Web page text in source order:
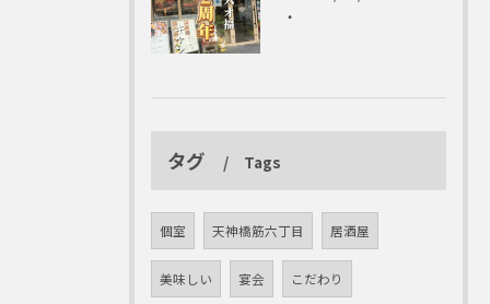
・
タグ Tags
個室 天神橋筋六丁目 居酒屋
美味しい 宴会 こだわり